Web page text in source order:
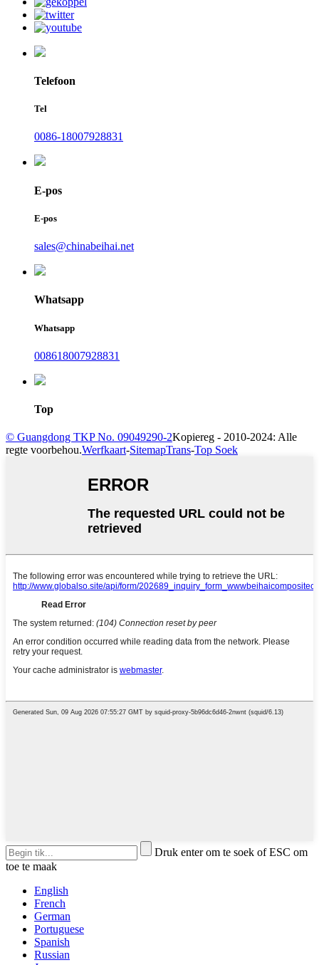
Telefoon
Tel
0086-18007928831
E-pos
E-pos
sales@chinabeihai.net
Whatsapp
Whatsapp
008618007928831
Top
© Guangdong TKP No. 09049290-2Kopiereg - 2010-2024: Alle
regte voorbehou.Werfkaart-SitemapTrans-Top Soek
Druk enter om te soek of ESC om
toe te maak
English
French
German
Portuguese
Spanish
Russian